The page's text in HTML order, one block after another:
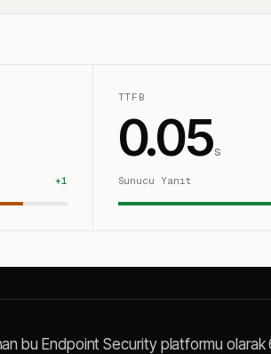
+1
TTFB
0.05s
Sunucu Yanıt
bu Endpoint Security platformu